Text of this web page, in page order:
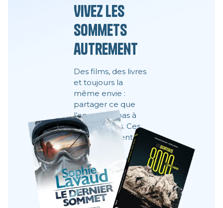
Vivez les
sommets
autrement
Des films, des livres
et toujours la
même envie :
partager ce que
l’on ne voit pas à
8000 mètres. Ces
récits montrent les
coulisses, les
visages, les choix. Ils
donnent à voir ce
qu’une image ne dit
pas toujours :
l’effort, le doute, la